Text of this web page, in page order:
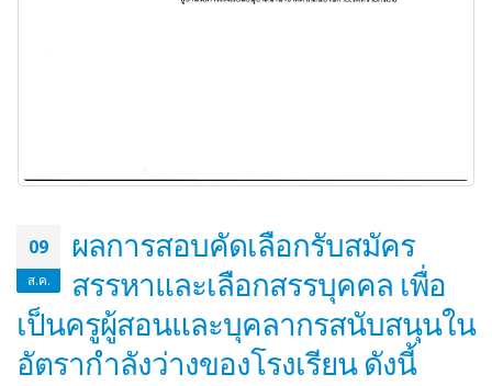
09
ส.ค.
ผลการสอบคัดเลือกรับสมัคร
สรรหาและเลือกสรรบุคคล เพื่อ
เป็นครูผู้สอนและบุคลากรสนับสนุนใน
อัตรากำลังว่างของโรงเรียน ดังนี้